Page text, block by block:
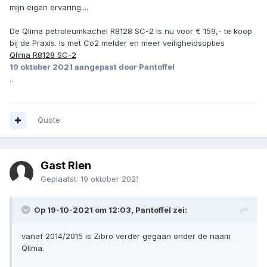
mijn eigen ervaring....
De Qlima petroleumkachel R8128 SC-2 is nu voor € 159,- te koop
bij de Praxis. Is met Co2 melder en meer veiligheidsopties
Qlima R8128 SC-2
19 oktober 2021 aangepast door Pantoffel
..
Quote
Gast Rien
Geplaatst: 19 oktober 2021
Op 19-10-2021 om 12:03, Pantoffel zei:
vanaf 2014/2015 is Zibro verder gegaan onder de naam
Qlima.